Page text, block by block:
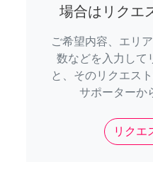
場合はリクエ
ご希望内容、エリ
数などを入力して
と、そのリクエス
サポーターか
リクエ